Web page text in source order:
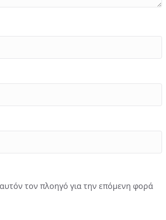
τον πλοηγό για την επόμενη φορά